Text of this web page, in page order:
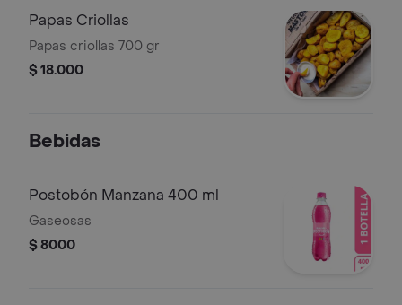
Papas Criollas
Papas criollas 700 gr
$ 18.000
Bebidas
Postobón Manzana 400 ml
Gaseosas
$ 8000